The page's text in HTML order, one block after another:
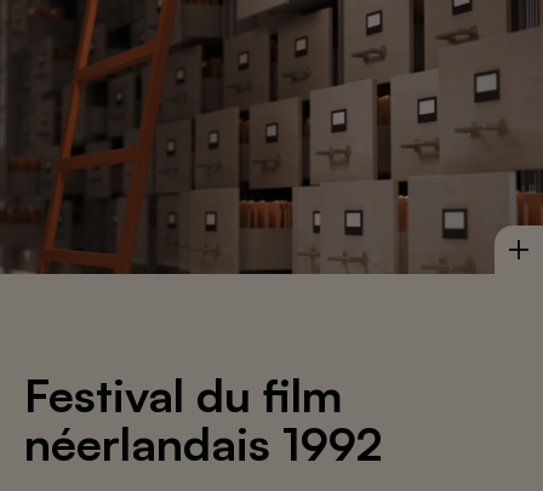
Festival du film
néerlandais 1992